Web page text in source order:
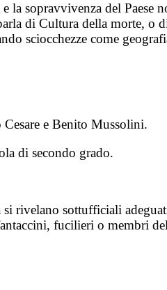
sopravvivenza del Paese
di Cultura della morte, o
sciocchezze come
e Benito Mussolini.
di secondo grado.
rivelano sottufficiali
fucilieri o membri